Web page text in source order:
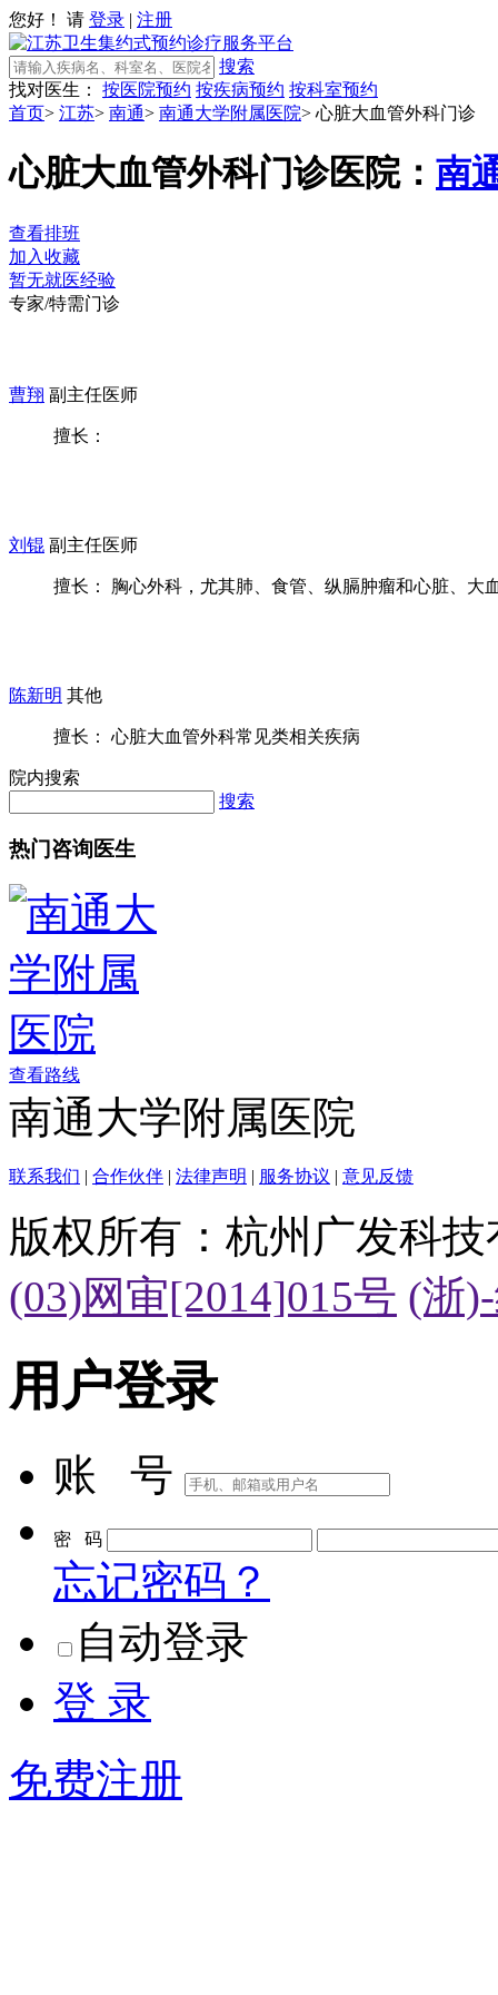
您好！ 请 登录 | 注册
搜索
找对医生：
按医院预约 按疾病预约 按科室预约
首页> 江苏> 南通> 南通大学附属医院> 心脏大血管外科门诊
心脏大血管外科门诊医院： 南
查看排班
加入收藏
暂无就医经验
专家/特需门诊
曹翔 副主任医师
擅长：
刘锟 副主任医师
擅长： 胸心外科，尤其肺、食管、纵膈肿瘤和心脏、大
陈新明 其他
擅长： 心脏大血管外科常见类相关疾病
院内搜索
搜索
热门咨询医生
查看路线
南通大学附属医院
联系我们 | 合作伙伴 | 法律声明 | 服务协议 | 意见反馈
版权所有：杭州广发科
(03)网审[2014]015号 (浙
用户登录
账 号
密 码
忘记密码？
自动登录
登 录
免费注册